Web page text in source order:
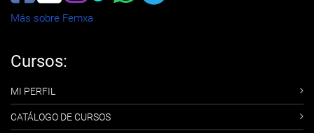
Más sobre Femxa
Cursos:
MI PERFIL
CATÁLOGO DE CURSOS